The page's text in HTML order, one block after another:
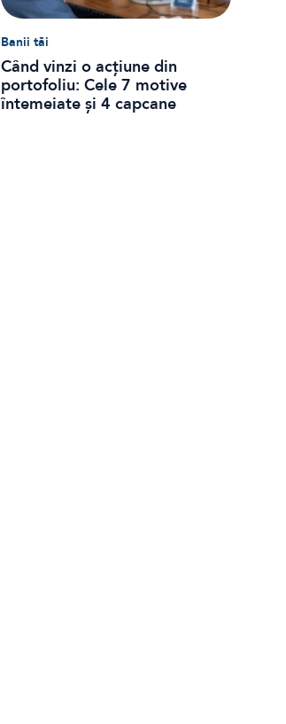
Banii tăi
Când vinzi o acțiune din
portofoliu: Cele 7 motive
întemeiate și 4 capcane